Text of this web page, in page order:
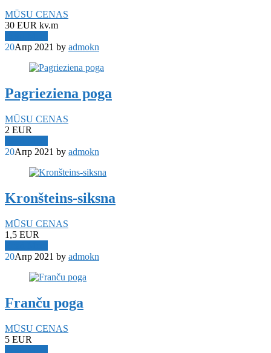
MŪSU CENAS
30 EUR kv.m
20Апр 2021 by admokn
Pagrieziena poga
MŪSU CENAS
2 EUR
20Апр 2021 by admokn
Kronšteins-siksna
MŪSU CENAS
1,5 EUR
20Апр 2021 by admokn
Franču poga
MŪSU CENAS
5 EUR